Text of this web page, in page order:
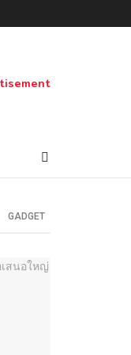
GADGET